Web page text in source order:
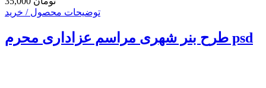
توضیحات محصول / خرید
طرح بنر شهری مراسم عزاداری محرم psd